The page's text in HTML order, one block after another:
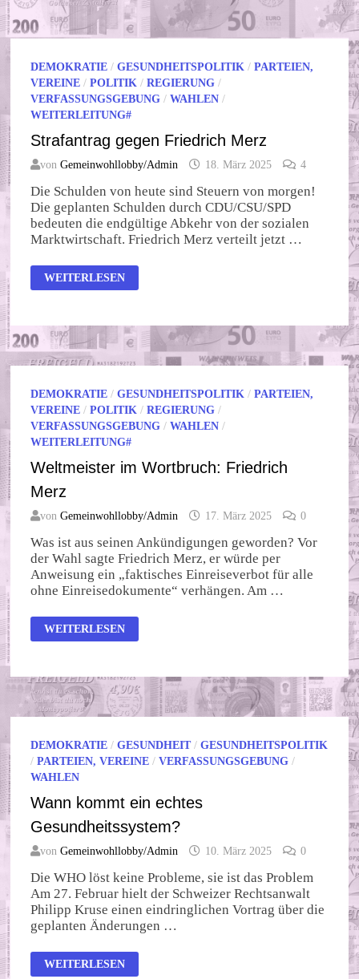
DEMOKRATIE /GESUNDHEITSPOLITIK /PARTEIEN,
VEREINE /POLITIK /REGIERUNG /
VERFASSUNGSGEBUNG /WAHLEN /
WEITERLEITUNG#
Strafantrag gegen Friedrich Merz
vonGemeinwohllobby/Admin 18. März 2025 4
Die Schulden von heute sind Steuern von morgen!
Die geplanten Schulden durch CDU/CSU/SPD
bedeuten die endgültige Abkehr von der sozialen
Marktwirtschaft. Friedrich Merz verteilt jetzt …
STRAFANTRAG
GEGEN
WEITERLESEN
DEMOKRATIE /GESUNDHEITSPOLITIK /PARTEIEN,
VEREINE /POLITIK /REGIERUNG /
VERFASSUNGSGEBUNG /WAHLEN /
WEITERLEITUNG#
Weltmeister im Wortbruch: Friedrich
Merz
vonGemeinwohllobby/Admin 17. März 2025 0
Was ist aus seinen Ankündigungen geworden? Vor
der Wahl sagte Friedrich Merz, er würde per
Anweisung ein „faktisches Einreiseverbot für alle
ohne Einreisedokumente“ verhängen. Am …
WELTMEISTER
IM
WEITERLESEN
DEMOKRATIE /GESUNDHEIT/GESUNDHEITSPOLITIK
/PARTEIEN, VEREINE /VERFASSUNGSGEBUNG /
WAHLEN
Wann kommt ein echtes
Gesundheitssystem?
vonGemeinwohllobby/Admin 10. März 2025 0
Die WHO löst keine Probleme, sie ist das Problem
Am 27. Februar hielt der Schweizer Rechtsanwalt
Philipp Kruse einen eindringlichen Vortrag über die
geplanten Änderungen …
WANN
KOMMT
WEITERLESEN